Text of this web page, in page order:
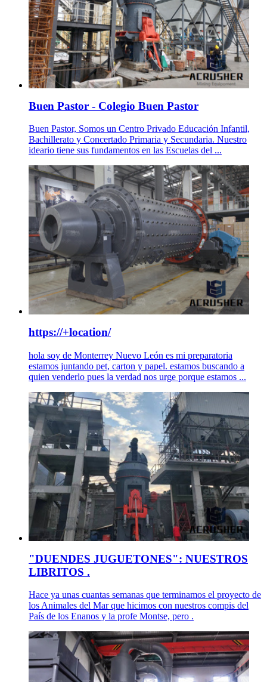
Buen Pastor - Colegio Buen Pastor
Buen Pastor, Somos un Centro Privado Educación Infantil,
Bachillerato y Concertado Primaria y Secundaria. Nuestro
ideario tiene sus fundamentos en las Escuelas del ...
https://+location/
hola soy de Monterrey Nuevo León es mi preparatoria
estamos juntando pet, carton y papel. estamos buscando a
quien venderlo pues la verdad nos urge porque estamos ...
"DUENDES JUGUETONES": NUESTROS
LIBRITOS .
Hace ya unas cuantas semanas que terminamos el proyecto de
los Animales del Mar que hicimos con nuestros compis del
País de los Enanos y la profe Montse, pero .